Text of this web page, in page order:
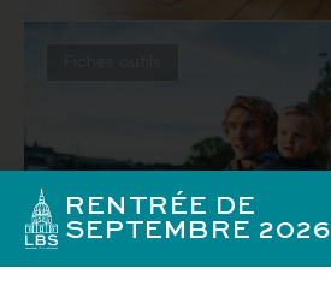
RENTRÉE DE
SEPTEMBRE 2026